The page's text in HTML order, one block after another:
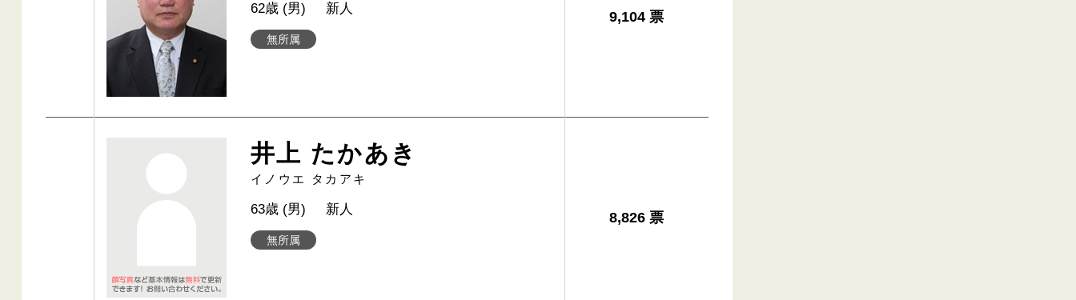
無所属
62歳 (男) 新人
9,104 票
井上 たかあき
イノウエ タカアキ
無所属
63歳 (男) 新人
8,826 票